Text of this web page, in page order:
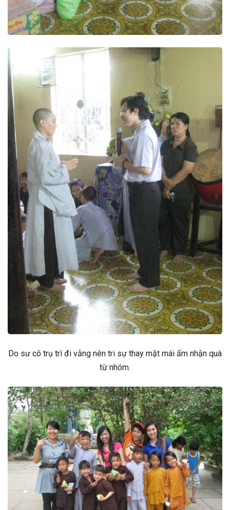
Do sư cô trụ trì đi vằng nên tri sự thay mặt mái ấm nhận quà
từ nhóm.